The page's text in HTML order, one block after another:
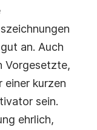
an. Auch
Vorgesetzte,
einer kurzen
sein.
ehrlich,